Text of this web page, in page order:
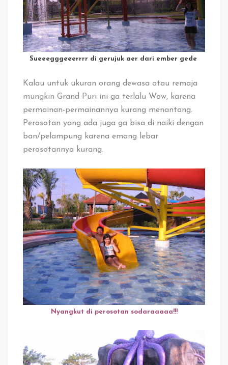
Sueeegggeeerrrr di gerujuk aer dari ember gede
Kalau untuk ukuran orang dewasa atau remaja
mungkin Grand Puri ini ga terlalu Wow, karena
permainan-permainannya kurang menantang.
Perosotan yang ada juga ga bisa di naiki dengan
ban/pelampung karena emang lebar
perosotannya kurang.
Nyangkut di perosotan sodaraaaaa!!!